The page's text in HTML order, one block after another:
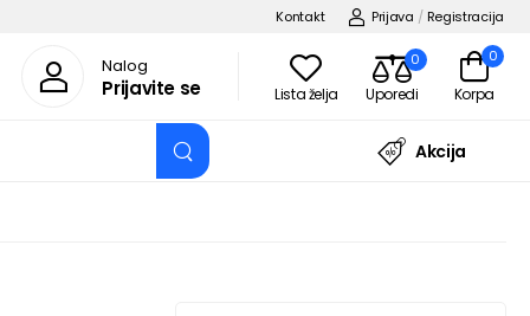
Kontakt Prijava / Registracija
Nalog
Prijavite se Lista želja
0
Uporedi
0
Korpa
Akcija